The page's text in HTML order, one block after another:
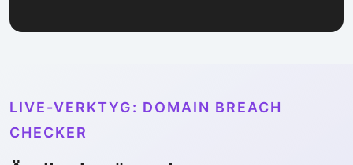
LIVE-VERKTYG: DOMAIN BREACH
CHECKER